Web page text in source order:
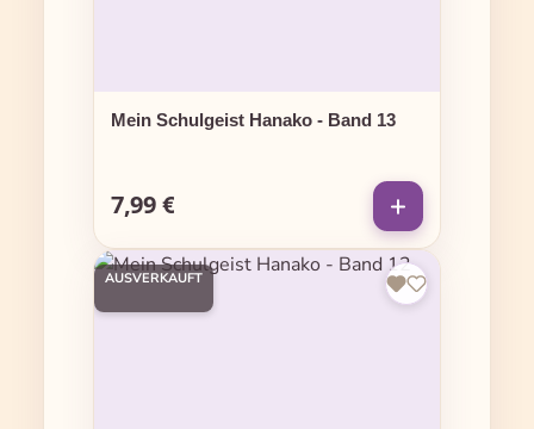
Mein Schulgeist Hanako - Band 13
Regulärer Preis:
7,99 €
AUSVERKAUFT